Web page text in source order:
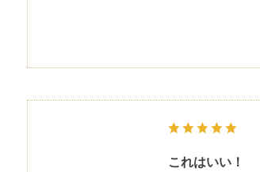
これはいい！